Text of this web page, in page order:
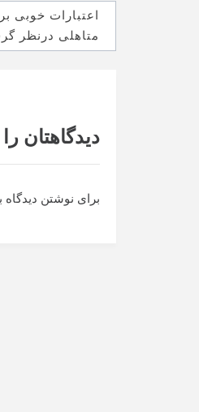
راهبری
نوشته
اعتبارات خوبی
متاهلی درنظر
دیدگاهتان
برای نوشتن دیدگاه